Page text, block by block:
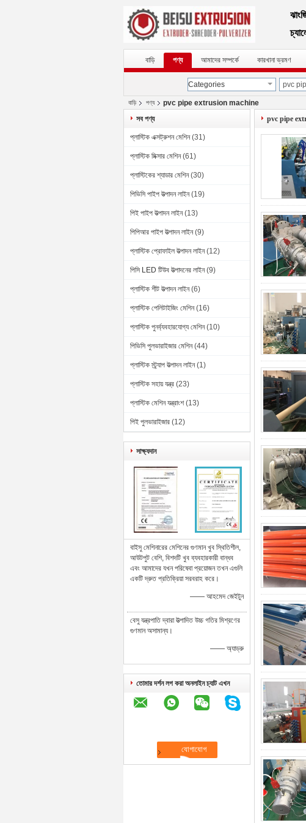
বাড়ি পণ্য আমাদের সম্পর্কে কারখানা ভ্রমণ
Categories
বাড়ি পণ্য
pvc pipe extrusion machine
সব পণ্য
প্লাস্টিক এক্সট্রুশন মেশিন (31)
প্লাস্টিক মিক্সার মেশিন (61)
প্লাস্টিকের শ্যাডার মেশিন (30)
পিভিসি পাইপ উত্পাদন লাইন (19)
পিই পাইপ উত্পাদন লাইন (13)
পিপিআর পাইপ উত্পাদন লাইন (9)
প্লাস্টিক প্রোফাইল উত্পাদন লাইন (12)
পিসি LED টিউব উত্পাদনের লাইন (9)
প্লাস্টিক শীট উত্পাদন লাইন (6)
প্লাস্টিক পেলিটাইজিং মেশিন (16)
প্লাস্টিক পুনর্ব্যবহারযোগ্য মেশিন (10)
পিভিসি পুলভারাইজার মেশিন (44)
প্লাস্টিক স্ট্র্যাপ উত্পাদন লাইন (1)
প্লাস্টিক সহায় যন্ত্র (23)
প্লাস্টিক মেশিন যন্ত্রাংশ (13)
পিই পুলভারাইজার (12)
সাক্ষ্যদান
বাইসু মেশিনারের মেশিনের গুণমান খুব স্থিতিশীল,
আউটপুট বেশি, বিশদটি খুব ব্যবহারকারী বান্ধব
এবং আমাদের যখন পরিষেবা প্রয়োজন তখন এগুলি
একটি দ্রুত প্রতিক্রিয়া সরবরাহ করে।
—— আহমেদ জেইটুন
বেসু যন্ত্রপাতি দ্বারা উত্পাদিত উচ্চ গতির মিশ্রণের
গুণমান অসামান্য।
—— অ্যাড্রু
তোমার দর্শন লগ করা অনলাইন চ্যাট এখন
pvc pipe